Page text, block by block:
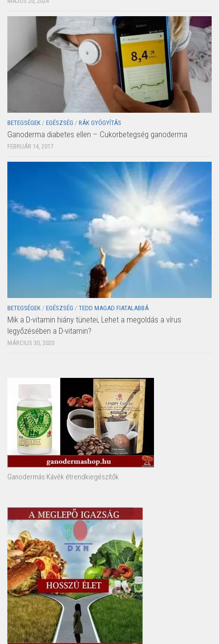
BETEGSÉGEK / EGÉSZSÉG / RÁK GYÓGYÍTÁS
Ganoderma diabetes ellen – Cukorbetegség ganoderma
FEBRUÁR 14, 2017
BETEGSÉGEK / EGÉSZSÉG / TEDD MAGAD FIATALABBÁ
Mik a D-vitamin hiány tünetei, Lehet a megoldás a vírus
legyőzésében a D-vitamin?
MÁRCIUS 30, 2020
Ganodermás Kávék étrendkiegészítők